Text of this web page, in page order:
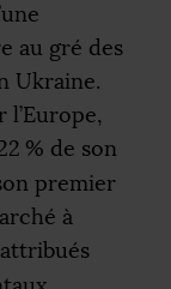
au gré des
Ukraine.
l’Europe,
% de son
premier
à
attribués